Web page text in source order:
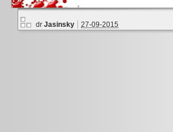
dr Jasinsky 27-09-2015